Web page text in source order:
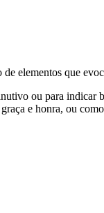
elementos que
ou para indicar
e honra, ou